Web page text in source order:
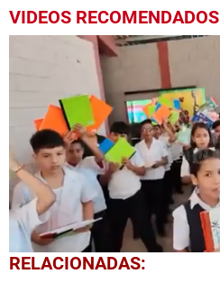
VIDEOS RECOMENDADOS
0
seconds
RELACIONADAS: